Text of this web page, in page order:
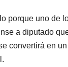
porque uno de
a diputado
convertirá en